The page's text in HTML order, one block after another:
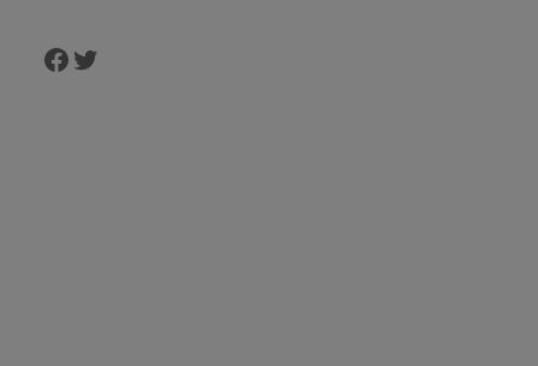
Facebook
Twitter